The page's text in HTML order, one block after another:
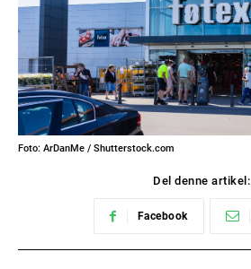
Foto: ArDanMe / Shutterstock.com
Del denne artikel:
Facebook